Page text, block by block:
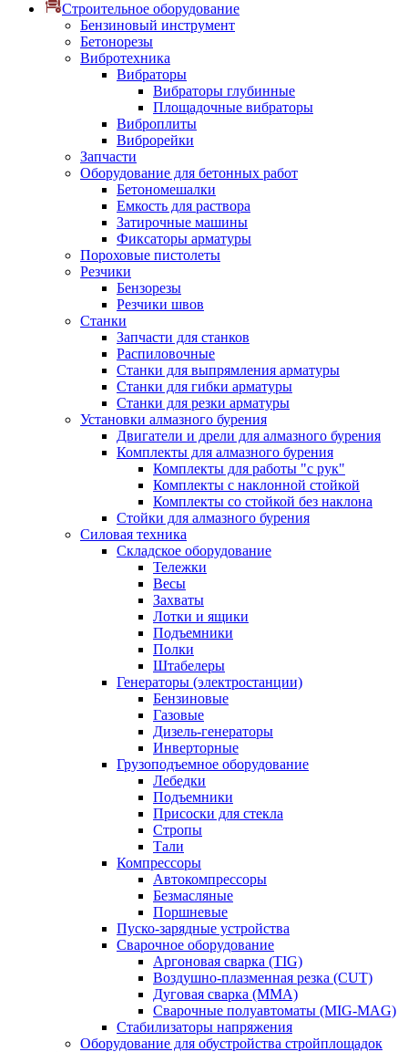
Строительное оборудование
Бензиновый инструмент
Бетонорезы
Вибротехника
Вибраторы
Вибраторы глубинные
Площадочные вибраторы
Виброплиты
Виброрейки
Запчасти
Оборудование для бетонных работ
Бетономешалки
Емкость для раствора
Затирочные машины
Фиксаторы арматуры
Пороховые пистолеты
Резчики
Бензорезы
Резчики швов
Станки
Запчасти для станков
Распиловочные
Станки для выпрямления арматуры
Станки для гибки арматуры
Станки для резки арматуры
Установки алмазного бурения
Двигатели и дрели для алмазного бурения
Комплекты для алмазного бурения
Комплекты для работы "с рук"
Комплекты с наклонной стойкой
Комплекты со стойкой без наклона
Стойки для алмазного бурения
Силовая техника
Складское оборудование
Тележки
Весы
Захваты
Лотки и ящики
Подъемники
Полки
Штабелеры
Генераторы (электростанции)
Бензиновые
Газовые
Дизель-генераторы
Инверторные
Грузоподъемное оборудование
Лебедки
Подъемники
Присоски для стекла
Стропы
Тали
Компрессоры
Автокомпрессоры
Безмасляные
Поршневые
Пуско-зарядные устройства
Сварочное оборудование
Аргоновая сварка (TIG)
Воздушно-плазменная резка (CUT)
Дуговая сварка (ММА)
Сварочные полуавтоматы (MIG-MAG)
Стабилизаторы напряжения
Оборудование для обустройства стройплощадок